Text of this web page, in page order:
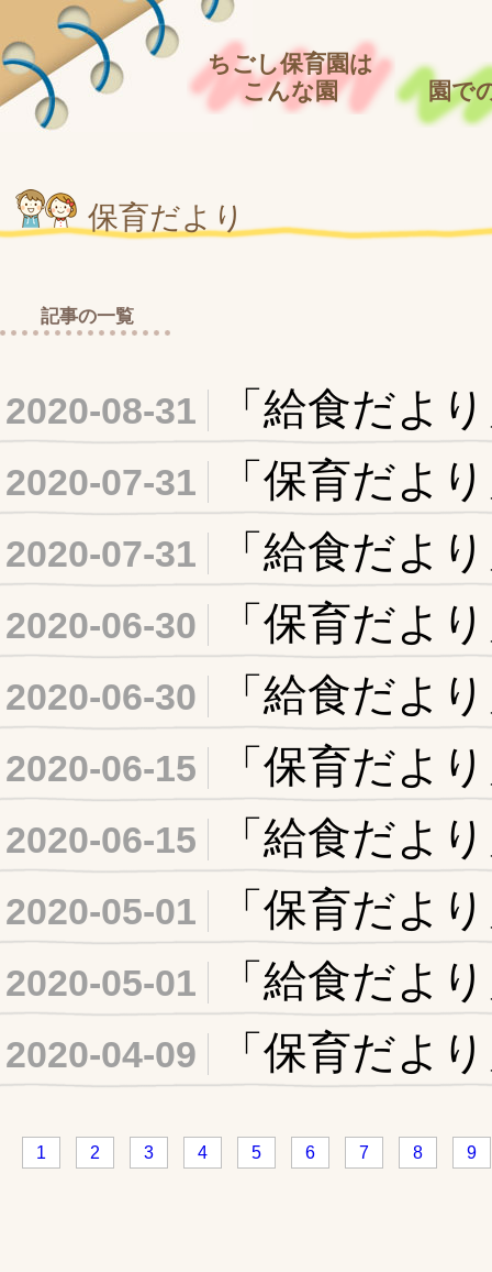
ちごし保育園は
こんな園
園で
保育だより
記事の一覧
2020-08-31 「給食だ
2020-07-31 「保育だ
2020-07-31 「給食だよ
2020-06-30 「保育だ
2020-06-30 「給食だ
2020-06-15 「保育だ
2020-06-15 「給食だ
2020-05-01 「保育だ
2020-05-01 「給食だ
2020-04-09 「保育だ
1 2 3 4 5 6 7 8 9